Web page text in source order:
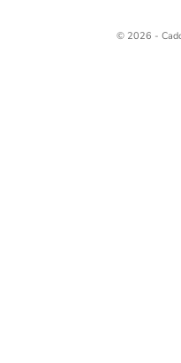
© 2026 -